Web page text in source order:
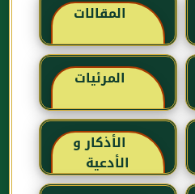
المقالات
المرئيات
الأذكار و
الأدعية